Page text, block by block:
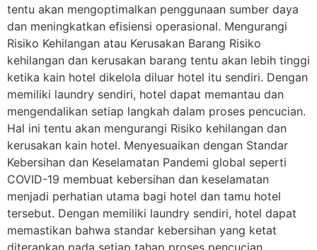
tentu akan mengoptimalkan penggunaan sumber daya
dan meningkatkan efisiensi operasional. Mengurangi
Risiko Kehilangan atau Kerusakan Barang Risiko
kehilangan dan kerusakan barang tentu akan lebih tinggi
ketika kain hotel dikelola diluar hotel itu sendiri. Dengan
memiliki laundry sendiri, hotel dapat memantau dan
mengendalikan setiap langkah dalam proses pencucian.
Hal ini tentu akan mengurangi Risiko kehilangan dan
kerusakan kain hotel. Menyesuaikan dengan Standar
Kebersihan dan Keselamatan Pandemi global seperti
COVID-19 membuat kebersihan dan keselamatan
menjadi perhatian utama bagi hotel dan tamu hotel
tersebut. Dengan memiliki laundry sendiri, hotel dapat
memastikan bahwa standar kebersihan yang ketat
diterapkan pada setiap tahap proses pencucian,